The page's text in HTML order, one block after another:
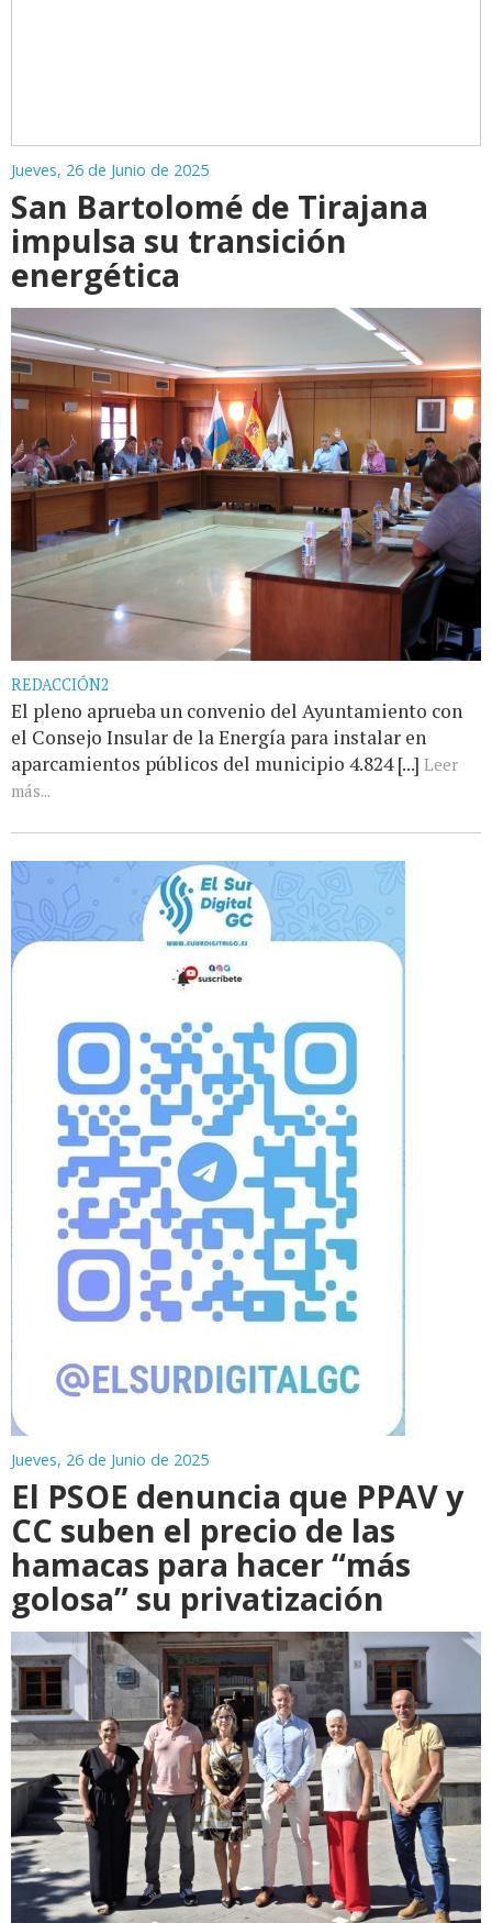
Jueves, 26 de Junio de 2025
San Bartolomé de Tirajana
impulsa su transición
energética
REDACCIÓN2
El pleno aprueba un convenio del Ayuntamiento con
el Consejo Insular de la Energía para instalar en
aparcamientos públicos del municipio 4.824 [...] Leer
más...
Jueves, 26 de Junio de 2025
El PSOE denuncia que PPAV y
CC suben el precio de las
hamacas para hacer “más
golosa” su privatización